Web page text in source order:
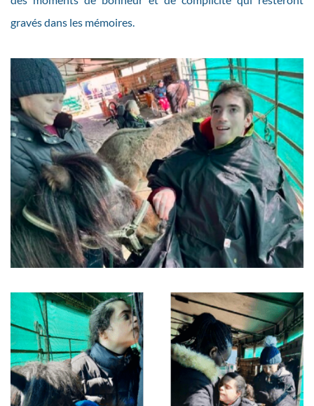
gravés dans les mémoires.